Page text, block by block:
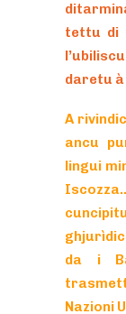
tettu di
daretu
A
ancu
lingui
da i
Nazioni